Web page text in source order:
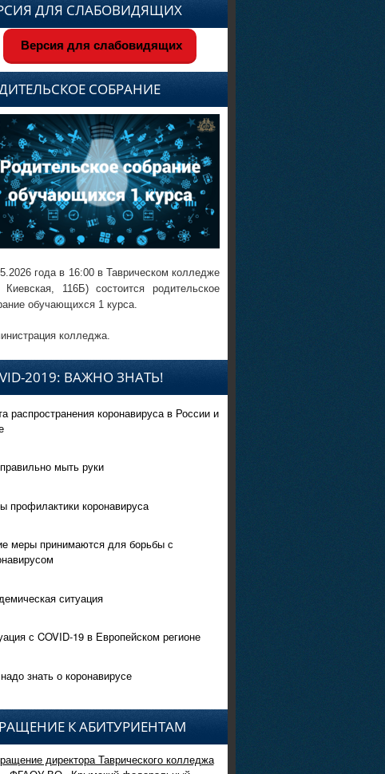
ДЛЯ СЛАБОВИДЯЩИХ
Версия для слабовидящих
СОБРАНИЕ
года в 16:00 в Таврическом колледже
116Б) состоится родительское
обучающихся 1 курса.
колледжа.
2019: ВАЖНО ЗНАТЬ!
распространения коронавируса в России и
мыть руки
профилактики коронавируса
меры принимаются для борьбы с
ситуация
с COVID-19 в Европейском регионе
знать о коронавирусе
К АБИТУРИЕНТАМ
директора Таврического колледжа